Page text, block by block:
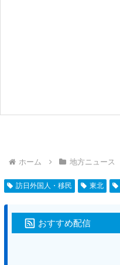
ホーム 地方ニュース
訪日外国人・移民 東北
おすすめ配信